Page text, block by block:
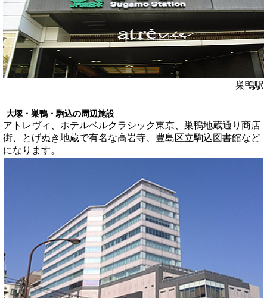
巣鴨駅
大塚・巣鴨・駒込の周辺施設
アトレヴィ、ホテルベルクラシック東京、巣鴨地蔵通り商店
街、とげぬき地蔵で有名な高岩寺、豊島区立駒込図書館など
になります。